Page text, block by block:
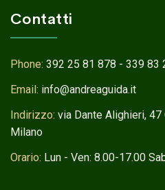
Contatti
Phone: 392 25 81 878 - 339 83
Email: info@andreaguida.it
Indirizzo: via Dante Alighieri,
Milano
Orario: Lun - Ven: 8.00-17.00